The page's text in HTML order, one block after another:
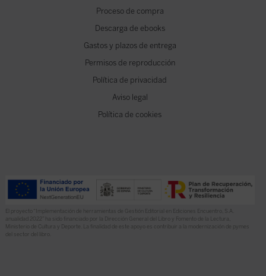
Proceso de compra
Descarga de ebooks
Gastos y plazos de entrega
Permisos de reproducción
Política de privacidad
Aviso legal
Política de cookies
El proyecto “Implementación de herramientas de Gestión Editorial en Ediciones Encuentro, S.A.
anualidad 2022” ha sido financiado por la Dirección General del Libro y Fomento de la Lectura,
Ministerio de Cultura y Deporte. La finalidad de este apoyo es contribuir a la modernización de pymes
del sector del libro.